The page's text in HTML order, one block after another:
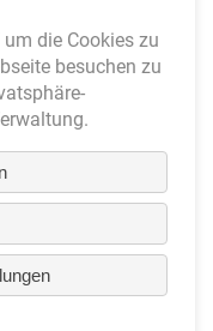
um die Cookies zu
besuchen zu